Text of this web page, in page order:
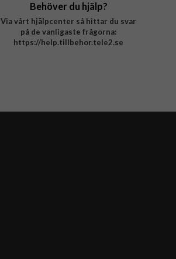
Behöver du hjälp?
Via vårt hjälpcenter så hittar du svar
på de vanligaste frågorna:
https://help.tillbehor.tele2.se